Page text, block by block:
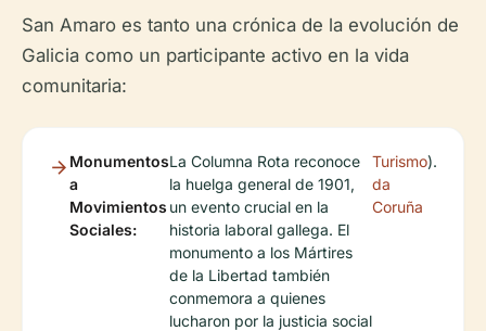
San Amaro es tanto una crónica de la evolución de
Galicia como un participante activo en la vida
comunitaria:
Monumentos
a
Movimientos
Sociales:
La Columna Rota reconoce
la huelga general de 1901,
un evento crucial en la
historia laboral gallega. El
monumento a los Mártires
de la Libertad también
conmemora a quienes
lucharon por la justicia social
Turismo
da
Coruña
).